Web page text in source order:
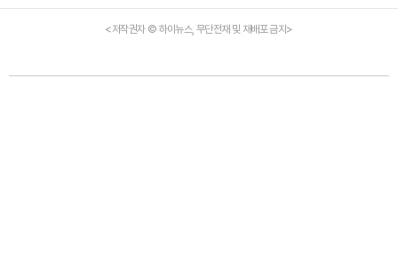
<저작권자 © 하이뉴스, 무단전재 및 재배포 금지>